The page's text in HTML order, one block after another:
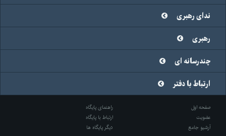
ندای رهبری
رهبری
چندرسانه ای
ارتباط با دفتر
صفحه اول
راهنمای پایگاه
عضویت
ارتباط با پایگاه
آرشیو جامع
دیگر پایگاه ها